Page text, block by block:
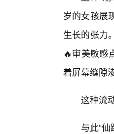
岁的女孩展
生长的张力
🔥审美敏感
着屏幕缝隙
这种流
与此“